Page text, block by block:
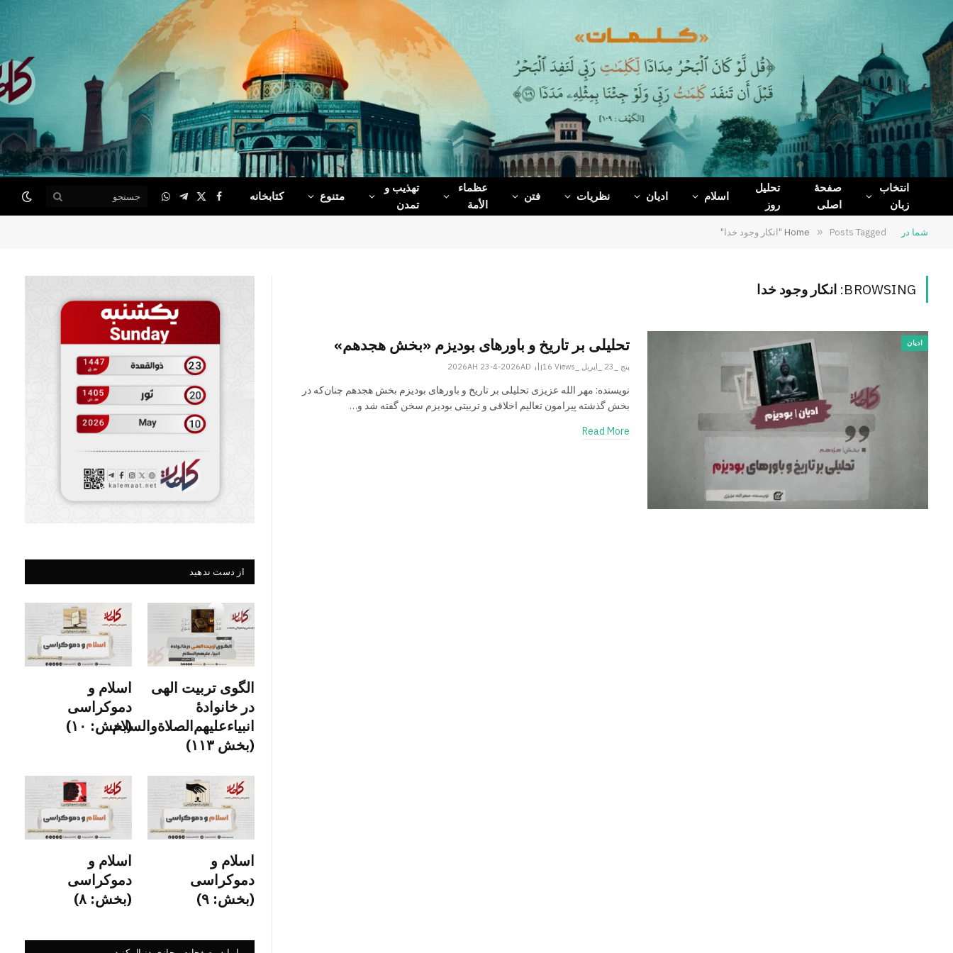
Facebook
X
(Twitter)
Telegram
WhatsApp
انتخاب
زبان
صفحۀ
اصلی
تحلیل
روز
اسلام ادیان نظریات فتن
عظماء‌
الأمة
تهذیب و
تمدن
متنوع کتابخانه Facebook
X
(Twitter)
Telegram
WhatsApp
شما در Home » Posts Tagged "انکار وجود خدا"
BROWSING: انکار وجود خدا
ادیان تحلیلی بر تاریخ و باورهای بودیزم «بخش هجدهم»
پنج _23 _اپریل _2026AH 23-4-2026AD 16Views
نویسنده: مهر الله عزیزی تحلیلی بر تاریخ و باورهای بودیزم بخش هجدهم چنان‌که در
بخش گذشته پیرامون تعالیم اخلاقی و تربیتی بودیزم سخن گفته شد و…
Read More
از دست ندهید
الگوی تربیت الهی
در خانوادۀ
انبیاءعلیهم‌الصلاةو‌السلام
(بخش ۱۱۳)
اسلام و
دموکراسی
(بخش: ۱۰)
اسلام و
دموکراسی
(بخش: ۹)
اسلام و
دموکراسی
(بخش: ۸)